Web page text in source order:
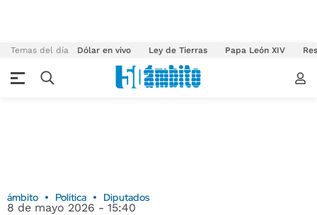
Temas del día Dólar en vivo Ley de Tierras Papa León XIV
ámbito Política Diputados
8 de mayo 2026 - 15:40